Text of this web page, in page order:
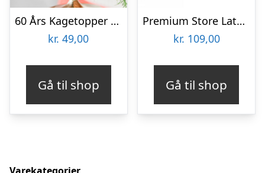
60 Års Kagetopper Guld
kr. 49,00
Gå til shop
Premium Store Latexballoner Chrome Pink Gold
kr. 109,00
Gå til shop